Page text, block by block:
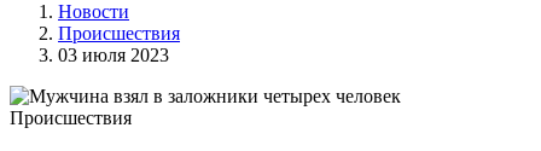
Новости
Происшествия
03 июля 2023
Происшествия